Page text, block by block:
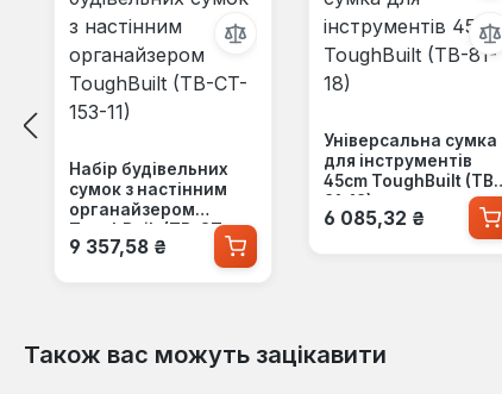
Набір будівельних
сумок з настінним
органайзером
ToughBuilt (TB-CT-
153-11)
Звичайна ціна:
9 357,58 ₴
Універсальна сумка
для інструментів
45cm ToughBuilt (TB-
81-18)
Звичайна ціна:
6 085,32 ₴
Також вас можуть зацікавити